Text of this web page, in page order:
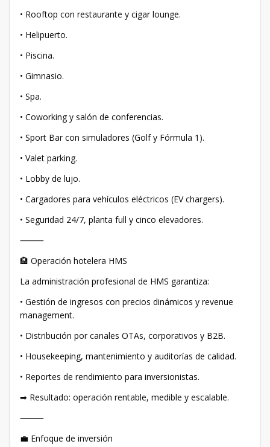
• Rooftop con restaurante y cigar lounge.
• Helipuerto.
• Piscina.
• Gimnasio.
• Spa.
• Coworking y salón de conferencias.
• Sport Bar con simuladores (Golf y Fórmula 1).
• Valet parking.
• Lobby de lujo.
• Cargadores para vehículos eléctricos (EV chargers).
• Seguridad 24/7, planta full y cinco elevadores.
⸻
🏨 Operación hotelera HMS
La administración profesional de HMS garantiza:
• Gestión de ingresos con precios dinámicos y revenue
management.
• Distribución por canales OTAs, corporativos y B2B.
• Housekeeping, mantenimiento y auditorías de calidad.
• Reportes de rendimiento para inversionistas.
➡ Resultado: operación rentable, medible y escalable.
⸻
💼 Enfoque de inversión